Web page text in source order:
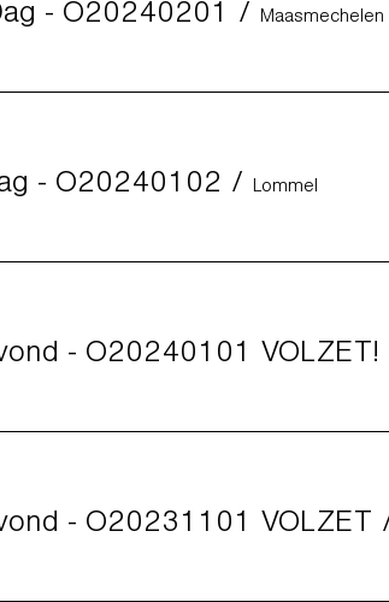
- O20240201 / Maasmechelen
- O20240102 / Lommel
- O20240101 VOLZET!
- O20231101 VOLZET